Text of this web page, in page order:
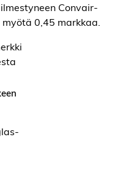
Convair-
0,45 markkaa.